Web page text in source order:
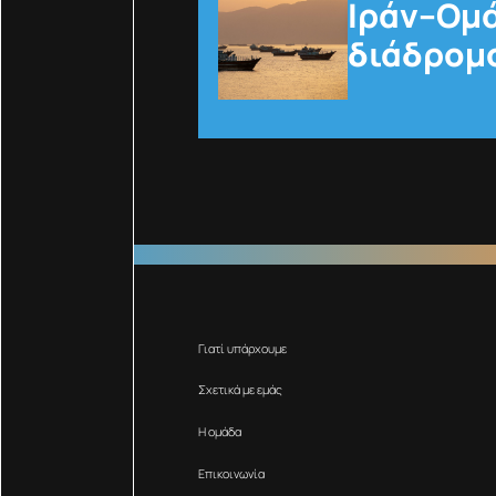
Γιατί υπάρχουμε
Σχετικά με εμάς
Η ομάδα
Επικοινωνία